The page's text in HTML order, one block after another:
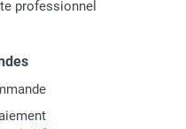
professionnel